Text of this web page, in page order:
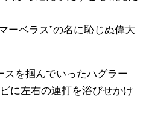
ーベラス”の名に恥じぬ偉大
スを掴んでいったハグラー
に左右の連打を浴びせかけ